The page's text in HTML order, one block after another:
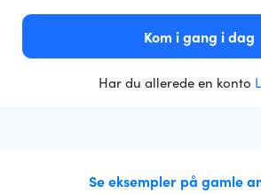
Kom i gang i dag
Har du allerede en konto
Se eksempler på gamle